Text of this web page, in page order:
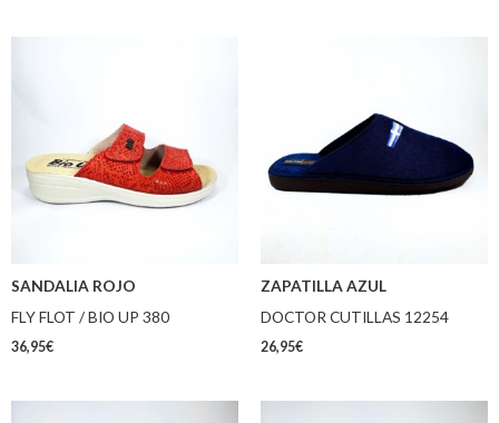
SANDALIA ROJO
FLY FLOT / BIO UP 380
36,95€
ZAPATILLA AZUL
DOCTOR CUTILLAS 12254
26,95€